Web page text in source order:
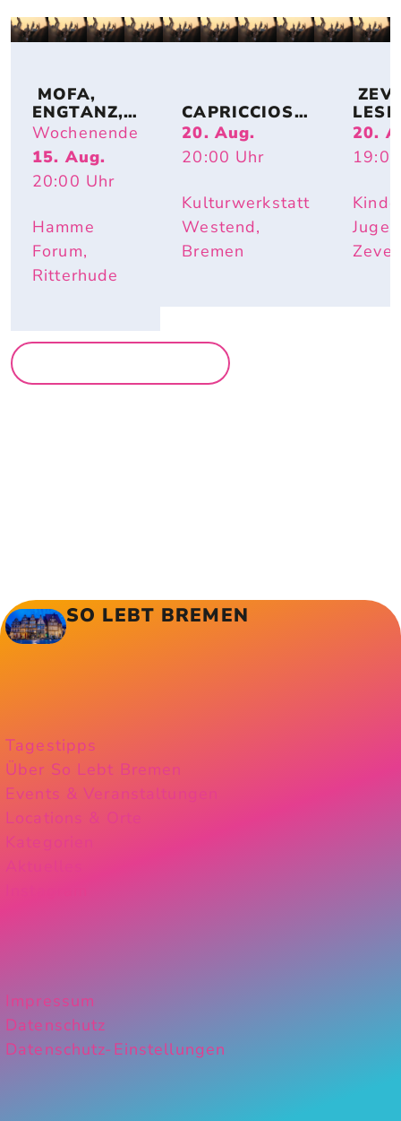
MOFA,
ENGTANZ,
BUNDESJU
GENDSPIEL
E
Wochenende
15. Aug.
20:00 Uhr
Hamme
Forum,
Ritterhude
CAPRICCIOSO
: EVA
STRITTMATT
ER
20. Aug.
20:00 Uhr
Kulturwerkstatt
Westend,
Bremen
DE:
HIER
20.
19:00
SO LEBT BREMEN
Tagestipps
Über So Lebt Bremen
Events & Veranstaltungen
Locations & Orte
Kategorien
Impressum
Datenschutz
Datenschutz-Einstellungen